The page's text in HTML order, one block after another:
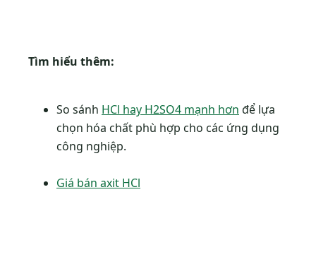
Tìm hiểu thêm:
So sánh HCl hay H2SO4 mạnh hơn để lựa
chọn hóa chất phù hợp cho các ứng dụng
công nghiệp.
Giá bán axit HCl